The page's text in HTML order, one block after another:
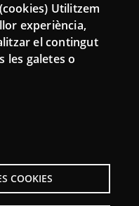
Utilitzem
experiència,
el contingut
les galetes o
COOKIES